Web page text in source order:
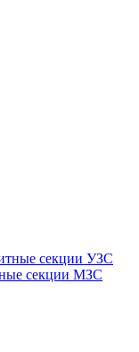
секции УЗС
секции МЗС